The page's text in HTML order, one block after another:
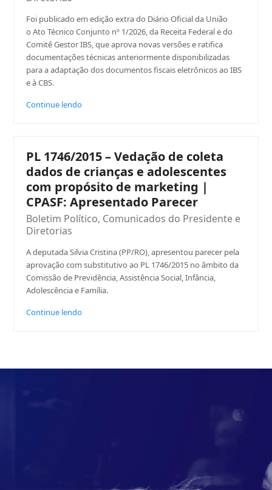
Foi publicado em edição extra do Diário Oficial da União
o Ato Técnico Conjunto nº 1/2026, da Receita Federal e do
Comitê Gestor IBS, que aprova novas versões e ratifica
documentações técnicas anteriormente disponibilizadas
para a adaptação dos documentos fiscais eletrônicos ao IBS
e à CBS.
Continue lendo
PL 1746/2015 – Vedação de coleta
dados de crianças e adolescentes
com propósito de marketing |
CPASF: Apresentado Parecer
Boletim Político, Comunicados do Presidente e
Diretorias
A deputada Silvia Cristina (PP/RO), apresentou parecer pela
aprovação com substitutivo ao PL 1746/2015 no âmbito da
Comissão de Previdência, Assistência Social, Infância,
Adolescência e Família.
Continue lendo